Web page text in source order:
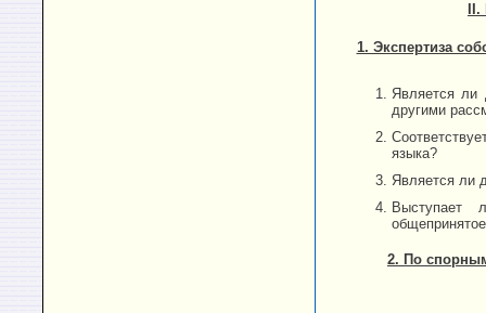
1. Экспертиза
Является ли
другими
языка?
Является ли
Выступает
2. По